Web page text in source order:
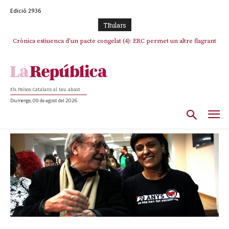
Edició 2936
TItulars
Crònica estiuenca d’un pacte congelat (4): ERC permet un altre flagrant
Els Països Catalans al teu abast
Diumenge, 09 de agost del 2026